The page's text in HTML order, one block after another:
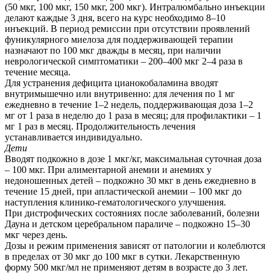
(50 мкг, 100 мкг, 150 мкг, 200 мкг). Интралюмбально инъекции
делают каждые 3 дня, всего на курс необходимо 8‒10
инъекций. В период ремиссии при отсутствии проявлений
фуникулярного миелоза для поддерживающей терапии
назначают по 100 мкг дважды в месяц, при наличии
неврологической симптоматики – 200–400 мкг 2–4 раза в
течение месяца.
Для устранения дефицита цианокобаламина вводят
внутримышечно или внутривенно: для лечения по 1 мг
ежедневно в течение 1–2 недель, поддерживающая доза 1–2
мг от 1 раза в неделю до 1 раза в месяц; для профилактики – 1
мг 1 раз в месяц. Продолжительность лечения
устанавливается индивидуально.
Дети
Вводят подкожно в дозе 1 мкг/кг, максимальная суточная доза
– 100 мкг. При алиментарной анемии и анемиях у
недоношенных детей – подкожно 30 мкг в день ежедневно в
течение 15 дней, при апластической анемии – 100 мкг до
наступления клинико-гематологического улучшения.
При дистрофических состояниях после заболеваний, болезни
Дауна и детском церебральном параличе – подкожно 15–30
мкг через день.
Дозы и режим применения зависят от патологии и колеблются
в пределах от 30 мкг до 100 мкг в сутки. Лекарственную
форму 500 мкг/мл не применяют детям в возрасте до 3 лет.